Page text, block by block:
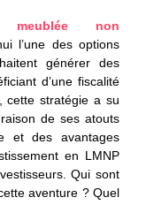
non
l’une des options
générer des
d’une fiscalité
cette stratégie a su
de ses atouts
et des avantages
en LMNP
Qui sont
aventure ? Quel